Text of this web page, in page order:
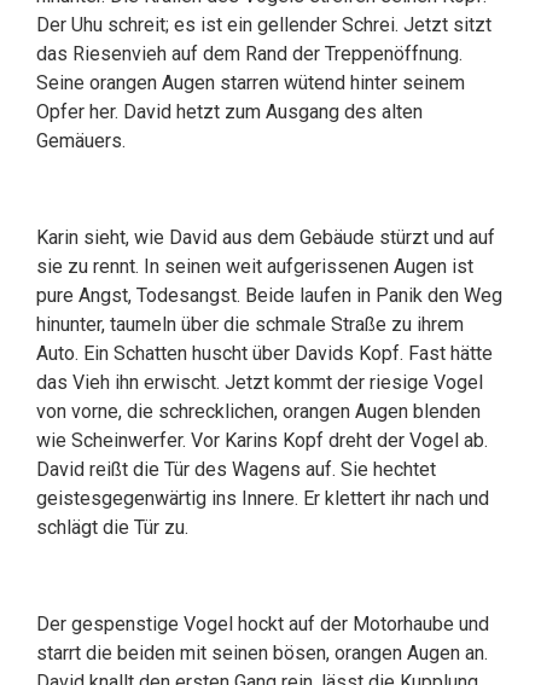
Der Uhu schreit; es ist ein gellender Schrei. Jetzt sitzt
das Riesenvieh auf dem Rand der Treppenöffnung.
Seine orangen Augen starren wütend hinter seinem
Opfer her. David hetzt zum Ausgang des alten
Gemäuers.
Karin sieht, wie David aus dem Gebäude stürzt und auf
sie zu rennt. In seinen weit aufgerissenen Augen ist
pure Angst, Todesangst. Beide laufen in Panik den Weg
hinunter, taumeln über die schmale Straße zu ihrem
Auto. Ein Schatten huscht über Davids Kopf. Fast hätte
das Vieh ihn erwischt. Jetzt kommt der riesige Vogel
von vorne, die schrecklichen, orangen Augen blenden
wie Scheinwerfer. Vor Karins Kopf dreht der Vogel ab.
David reißt die Tür des Wagens auf. Sie hechtet
geistesgegenwärtig ins Innere. Er klettert ihr nach und
schlägt die Tür zu.
Der gespenstige Vogel hockt auf der Motorhaube und
starrt die beiden mit seinen bösen, orangen Augen an.